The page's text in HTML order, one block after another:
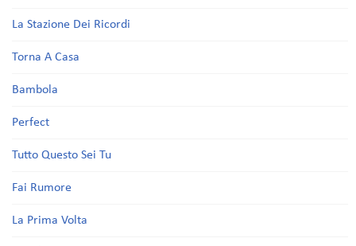
La Stazione Dei Ricordi
Torna A Casa
Bambola
Perfect
Tutto Questo Sei Tu
Fai Rumore
La Prima Volta